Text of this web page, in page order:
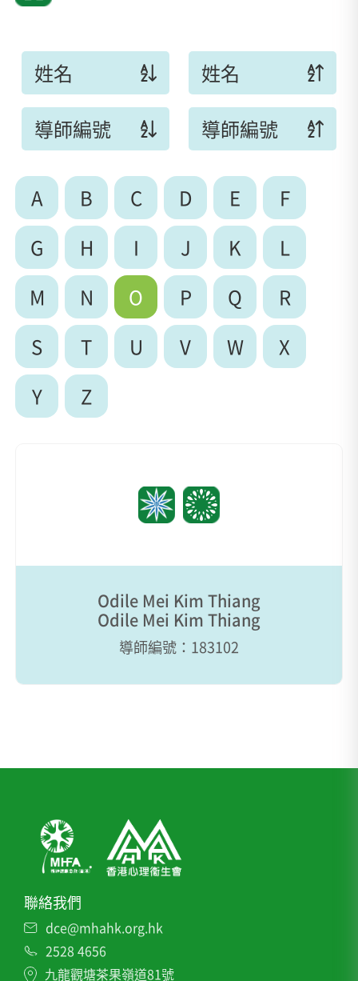
姓名
姓名
導師編號
導師編號
A B C D E
F
G
H I J K
L
M
N O P Q
R
S
T U V W
X
Y
Z
Odile Mei Kim Thiang
Odile Mei Kim Thiang
導師編號：183102
聯絡我們
dce@mhahk.org.hk
2528 4656
九龍觀塘茶果嶺道81號